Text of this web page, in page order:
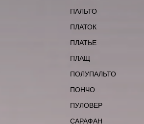
ПАЛЬТО
ПЛАТОК
ПЛАТЬЕ
ПЛАЩ
ПОЛУПАЛЬТО
ПОНЧО
ПУЛОВЕР
САРАФАН